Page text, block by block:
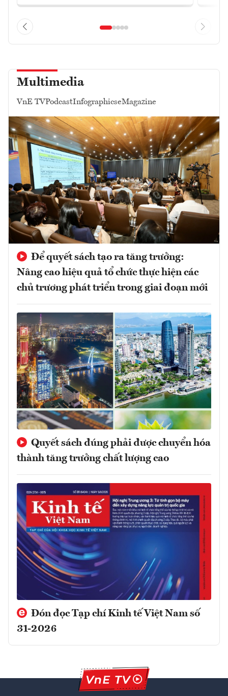
Multimedia
VnE TVPodcastInfographicseMagazine
Để quyết sách tạo ra tăng trưởng:
Nâng cao hiệu quả tổ chức thực hiện các
chủ trương phát triển trong giai đoạn mới
Quyết sách đúng phải được chuyển hóa
thành tăng trưởng chất lượng cao
Đón đọc Tạp chí Kinh tế Việt Nam số
31-2026